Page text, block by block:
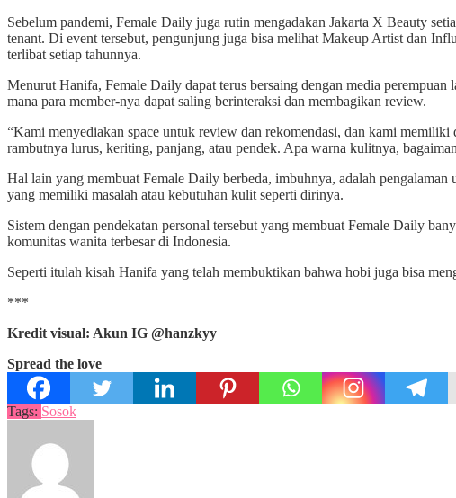
Sebelum pandemi, Female Daily juga rutin mengadakan Jakarta X Beauty
tenant. Di event tersebut, pengunjung juga bisa melihat Makeup Artist dan
terlibat setiap tahunnya.
Menurut Hanifa, Female Daily dapat terus bersaing dengan media
mana para member-nya dapat saling berinteraksi dan membagikan review.
“Kami menyediakan space untuk review dan rekomendasi, dan kami
rambutnya lurus, keriting, panjang, atau pendek. Apa warna kulitnya,
Hal lain yang membuat Female Daily berbeda, imbuhnya, adalah
yang memiliki masalah atau kebutuhan kulit seperti dirinya.
Sistem dengan pendekatan personal tersebut yang membuat Female Daily
komunitas wanita terbesar di Indonesia.
Seperti itulah kisah Hanifa yang telah membuktikan bahwa hobi juga bisa
***
Kredit visual: Akun IG @hanzkyy
Spread the love
Tags: Sosok